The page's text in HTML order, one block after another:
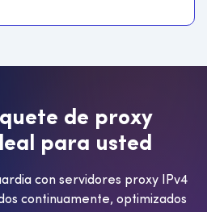
quete de proxy
eal para usted
con servidores proxy IPv4
continuamente, optimizados